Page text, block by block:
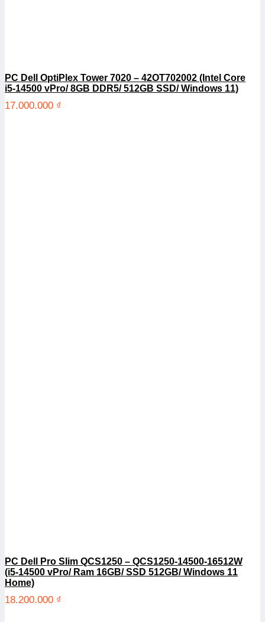
PC Dell OptiPlex Tower 7020 – 42OT702002 (Intel Core
i5-14500 vPro/ 8GB DDR5/ 512GB SSD/ Windows 11)
17.000.000 ₫
PC Dell Pro Slim QCS1250 – QCS1250-14500-16512W
(i5-14500 vPro/ Ram 16GB/ SSD 512GB/ Windows 11
Home)
18.200.000 ₫